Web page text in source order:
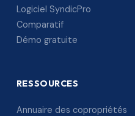
Logiciel SyndicPro
Comparatif
Démo gratuite
RESSOURCES
Annuaire des copropriétés